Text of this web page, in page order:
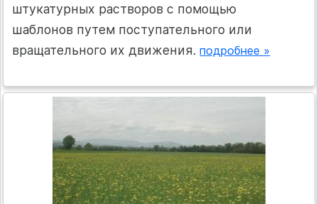
штукатурных растворов с помощью
шаблонов путем поступательного или
вращательного их движения.подробнее »